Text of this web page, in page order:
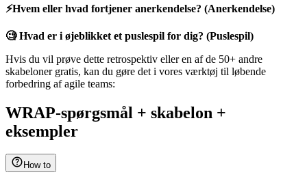
⚡Hvem eller hvad fortjener anerkendelse? (Anerkendelse)
🧐 Hvad er i øjeblikket et puslespil for dig? (Puslespil)
Hvis du vil prøve dette retrospektiv eller en af de 50+ andre
skabeloner gratis, kan du gøre det i vores værktøj til løbende
forbedring af agile teams:
WRAP-spørgsmål + skabelon +
eksempler
How to